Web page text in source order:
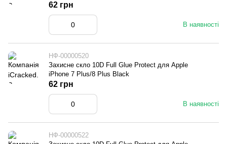
В наявності
62 грн
НФ-00000520
Захисне скло 10D Full Glue Protect для Apple
iPhone 7 Plus/8 Plus Black
В наявності
62 грн
НФ-00000522